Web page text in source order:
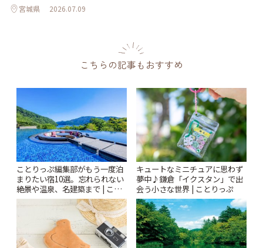
宮城県 2026.07.09
こちらの記事もおすすめ
ことりっぷ編集部がもう一度泊
まりたい宿10選。忘れられない
絶景や温泉、名建築まで | こと
りっぷ
キュートなミニチュアに思わず
夢中♪鎌倉「イクスタン」で出
会う小さな世界 | ことりっぷ